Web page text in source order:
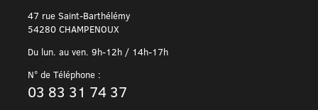
47 rue Saint-Barthélémy
54280 CHAMPENOUX
Du lun. au ven. 9h-12h / 14h-17h
N° de Téléphone :
03 83 31 74 37